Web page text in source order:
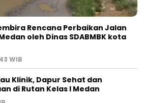
Rencana Perbaikan Jalan
oleh Dinas SDABMBK kota
WIB
Klinik, Dapur Sehat dan
di Rutan Kelas I Medan